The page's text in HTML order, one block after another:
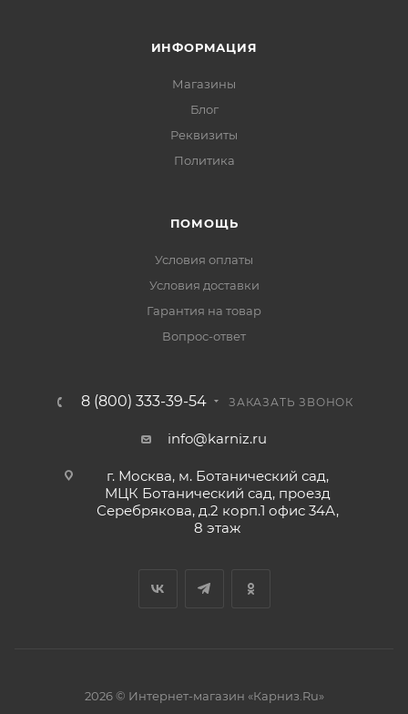
ИНФОРМАЦИЯ
Магазины
Блог
Реквизиты
Политика
ПОМОЩЬ
Условия оплаты
Условия доставки
Гарантия на товар
Вопрос-ответ
8 (800) 333-39-54 ЗАКАЗАТЬ ЗВОНОК
info@karniz.ru
г. Москва, м. Ботанический сад,
МЦК Ботанический сад, проезд
Серебрякова, д.2 корп.1 офис 34А,
8 этаж
2026 © Интернет-магазин «Карниз.Ru»